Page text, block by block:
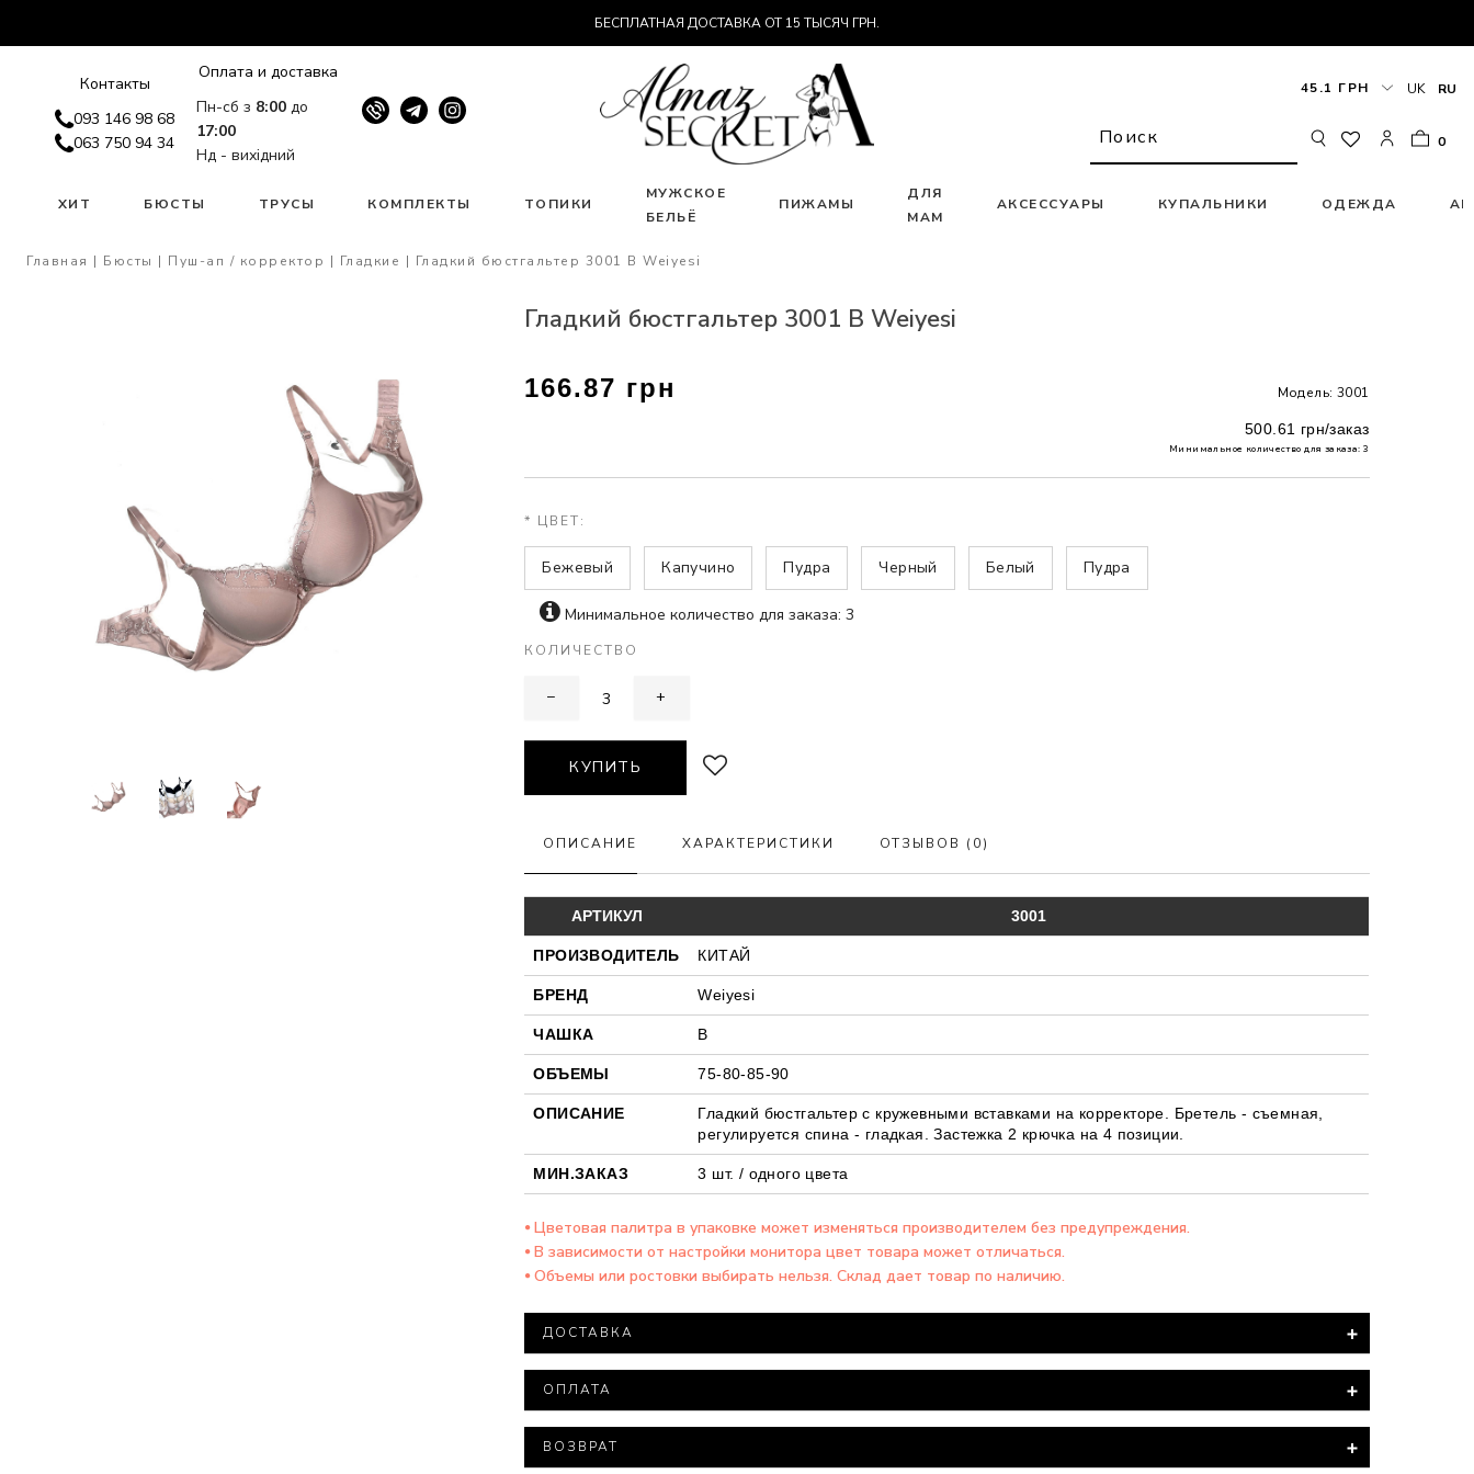
БЕСПЛАТНАЯ ДОСТАВКА ОТ 15 ТЫСЯЧ ГРН.
Контакты
093 146 98 68
063 750 94 34
Оплата и доставка
Пн-сб з 8:00 до
17:00
Нд - вихідний
45.1 ГРН UK RU
0
ХИТ БЮСТЫ ТРУСЫ КОМПЛЕКТЫ ТОПИКИ
МУЖСКОЕ
БЕЛЬЁ
ПИЖАМЫ
ДЛЯ
МАМ
АКСЕССУАРЫ КУПАЛЬНИКИ ОДЕЖДА
Главная Бюсты Пуш-ап / корректор Гладкие Гладкий бюстгальтер 3001 В Weiyesi
Гладкий бюстгальтер 3001 В Weiyesi
166.87 грн Модель: 3001
500.61 грн/заказ
Минимальное количество для заказа: 3
* ЦВЕТ:
Бежевый Капучино Пудра Черный Белый Пудра
Минимальное количество для заказа: 3
КОЛИЧЕСТВО
− +
КУПИТЬ
ОПИСАНИЕ ХАРАКТЕРИСТИКИ ОТЗЫВОВ (0)
АРТИКУЛ 3001
ПРОИЗВОДИТЕЛЬ КИТАЙ
БРЕНД Weiyesi
ЧАШКА В
ОБЪЕМЫ 75-80-85-90
ОПИСАНИЕ
Гладкий бюстгальтер с кружевными вставками на корректоре. Бретель - съемная,
регулируется спина - гладкая. Застежка 2 крючка на 4 позиции.
МИН.ЗАКАЗ 3 шт. / одного цвета
⦁ Цветовая палитра в упаковке может изменяться производителем без предупреждения.
⦁ В зависимости от настройки монитора цвет товара может отличаться.
⦁ Объемы или ростовки выбирать нельзя. Склад дает товар по наличию.
ДОСТАВКА
Доставка товара осуществляется компанией ООО "Новая ПОЧТА".
При заказе на сумму более 15 000 тысяч гривен доставка товара производится БЕСПЛАТНО.
Все посылки оцениваются минимальной стоимостью.
ОПЛАТА
Минимальная сумма заказа – 500 гривен.
ВОЗВРАТ